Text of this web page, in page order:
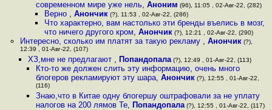
современном мире уже нель,Аноним (96), 11:05 , 02-Авг-22, (282)
Верно , Анончик(?), 11:53 , 02-Авг-22, (286)
Что характерно, вам настолько эти бренды въелись в мозг,
что ничего другого кром, Анончик(?), 12:21 , 02-Авг-22, (290)
Интересно, сколько им платят за такую рекламу , Анончик(?),
12:39 , 01-Авг-22, (107)
ХЗ,мне не предлагают , Попандопала(?), 12:49 , 01-Авг-22, (113)
Кто-то же должен слить эту информацию, очень много
блогеров рекламируют эту шара,Анончик (?), 12:55 , 01-Авг-22,
(116)
Знаю,что в Китае одну блогершу оштрафовали за не уплату
налогов на 200 лямов Те, Попандопала (?), 12:55 , 01-Авг-22, (117)